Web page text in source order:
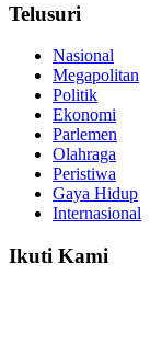
Telusuri
Nasional
Megapolitan
Politik
Ekonomi
Parlemen
Olahraga
Peristiwa
Gaya Hidup
Internasional
Ikuti Kami